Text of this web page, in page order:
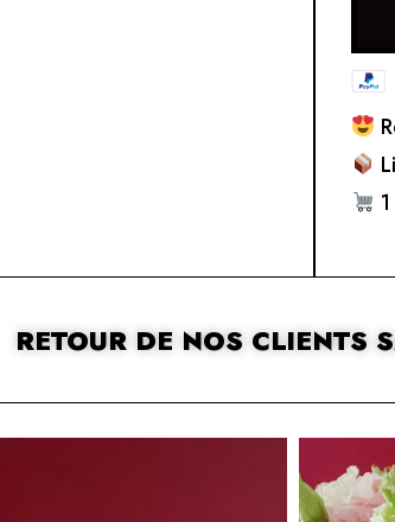
RETOUR DE NOS CLIENTS